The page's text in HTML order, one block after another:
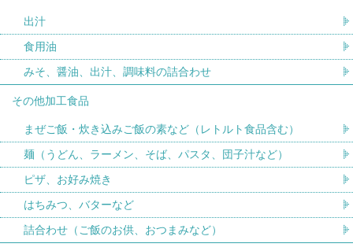
出汁
食用油
みそ、醤油、出汁、調味料の詰合わせ
その他加工食品
まぜご飯・炊き込みご飯の素など（レトルト食品含む）
麺（うどん、ラーメン、そば、パスタ、団子汁など）
ピザ、お好み焼き
はちみつ、バターなど
詰合わせ（ご飯のお供、おつまみなど）